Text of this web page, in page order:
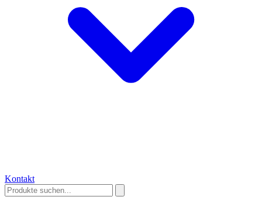
Kontakt